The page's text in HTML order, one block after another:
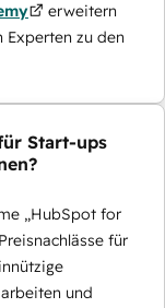
erweitern
Experten zu den
Start-ups
„HubSpot for
für
und